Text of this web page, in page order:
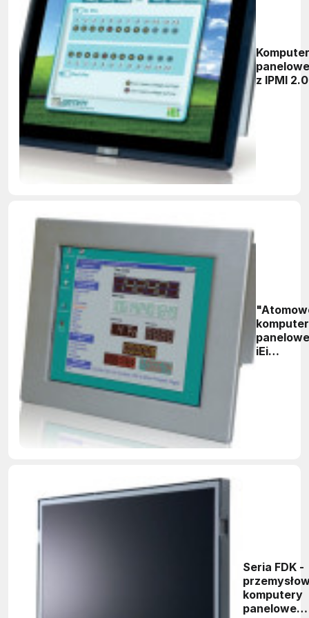
panelowe
z IPMI 2.0
panelowe
iEi
Seria FDK -
komputery
panelowe